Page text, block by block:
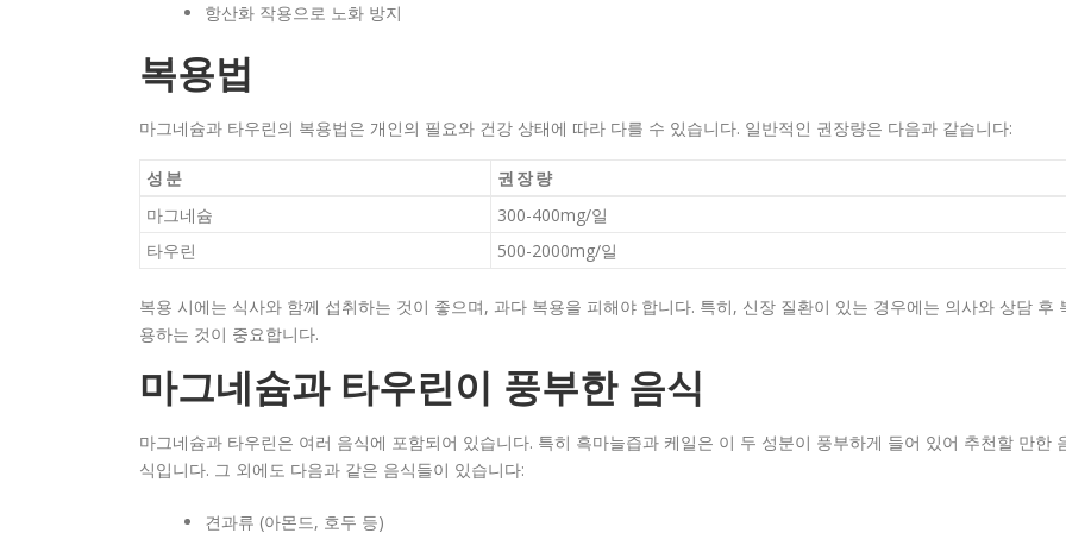
항산화 작용으로 노화 방지
복용법
마그네슘과 타우린의 복용법은 개인의 필요와 건강 상태에 따라 다를 수 있습니다. 일반적인 권장량은 다음과 같습니다:
성분
권장량
마그네슘
300-400mg/일
타우린
500-2000mg/일
복용 시에는 식사와 함께 섭취하는 것이 좋으며, 과다 복용을 피해야 합니다. 특히, 신장 질환이 있는 경우에는 의사와 상담 후
용하는 것이 중요합니다.
마그네슘과 타우린이 풍부한 음식
마그네슘과 타우린은 여러 음식에 포함되어 있습니다. 특히 흑마늘즙과 케일은 이 두 성분이 풍부하게 들어 있어 추천할 만한
식입니다. 그 외에도 다음과 같은 음식들이 있습니다:
견과류 (아몬드, 호두 등)